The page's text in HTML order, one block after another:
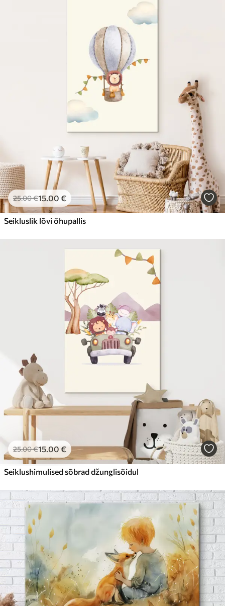
25.00€15.00 €
Seikluslik lõvi õhupallis
25.00€15.00 €
Seiklushimulised sõbrad džunglisõidul